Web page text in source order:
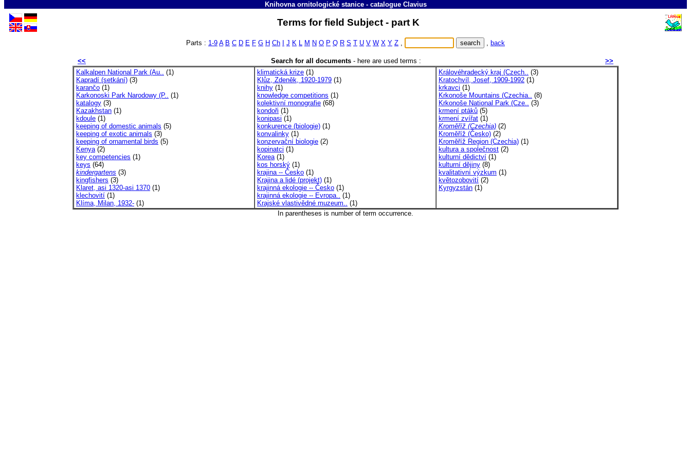
Knihovna ornitologické stanice- catalogue Clavius
Terms for field Subject - part K
Parts : 1-9 A B C D E F G H Ch J K L M N O P Q R S T U V W X Y Z , , back
<< Search for all documents- here are used terms :
>>
Kalkalpen National Park (Au.. (1)
Kapradí (setkání) (3)
karančo (1)
Karkonoski Park Narodowy (P.. (1)
katalogy (3)
Kazakhstan (1)
kdoule (1)
keeping of domestic animals (5)
keeping of exotic animals (3)
keeping of ornamental birds (5)
Kenya(2)
key competencies (1)
keys (64)
kindergartens (3)
kingfishers (3)
Klaret, asi 1320-asi 1370 (1)
klechovití (1)
Klíma, Milan, 1932- (1)
klimatická krize (1)
Klůz, Zdeněk, 1920-1979 (1)
knihy (1)
knowledge competitions (1)
kolektivní monografie (68)
kondoři (1)
konipasi (1)
konkurence (biologie) (1)
konvalinky (1)
konzervační biologie (2)
kopinatci (1)
Korea(1)
kos horský (1)
krajina -- Česko (1)
Krajina a lidé (projekt) (1)
krajinná ekologie -- Česko (1)
krajinná ekologie -- Evropa.. (1)
Krajské vlastivědné muzeum.. (1)
Královéhradecký kraj (Czech.. (3)
Kratochvíl, Josef, 1909-1992 (1)
krkavci (1)
Krkonoše Mountains (Czechia.. (8)
Krkonoše National Park (Cze.. (3)
krmení ptáků (5)
krmení zvířat (1)
Kroměříž (Czechia) (2)
Kroměříž (Česko) (2)
Kroměříž Region (Czechia) (1)
kultura a společnost (2)
kulturní dědictví (1)
kulturní dějiny (8)
kvalitativní výzkum (1)
květozobovití (2)
Kyrgyzstán (1)
In parentheses is number of term occurrence.